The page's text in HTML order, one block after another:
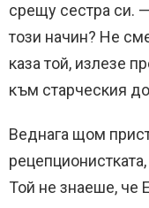
срещу сестра си.
този начин? Не
каза той, излезе
към старческия
Веднага щом
Той не знаеше, че